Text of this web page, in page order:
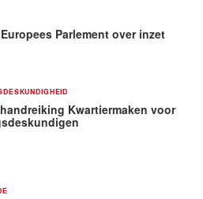
Parlement over inzet
Kwartiermaken voor